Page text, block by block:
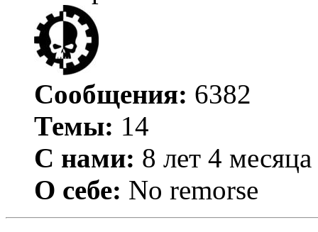
Сообщения: 6382
Темы: 14
С нами: 8 лет 4 месяца
О себе: No remorse